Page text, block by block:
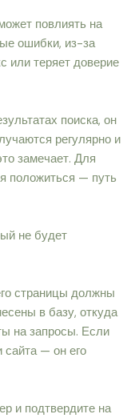
повлиять на
ошибки, из-за
или теряет доверие
поиска, он
регулярно и
замечает. Для
положиться — путь
не будет
страницы должны
в базу, откуда
на запросы. Если
сайта — он его
и подтвердите на